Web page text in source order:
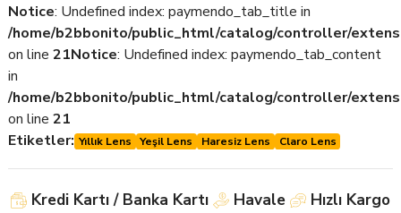
Öne Çıkan Özellikler:
Doğal Gri-Ela Renk Geçişi: Gerçekçi ve yumuşak geçişli renk
yapısı ile gözde doğal bir estetik sağlar.
Yüksek Oksijen Geçirgenliği: Göz sağlığını korur, kızarıklık ve
yorgunluk riskini en aza indirir.
Nem Tutucu Yapı: Gün boyu konfor sağlayan su tutucu
teknolojiyle donatılmıştır.
Notice: Undefined index: paymendo_tab_title in
/home/b2bbonito/public_html/catalog/controller/
on line 21Notice: Undefined index: paymendo_tab_content
in
/home/b2bbonito/public_html/catalog/controller/
on line 21
Etiketler: Yıllık Lens Yeşil Lens Haresiz Lens Claro Lens
Kredi Kartı / Banka Kartı Havale Hızlı Kargo